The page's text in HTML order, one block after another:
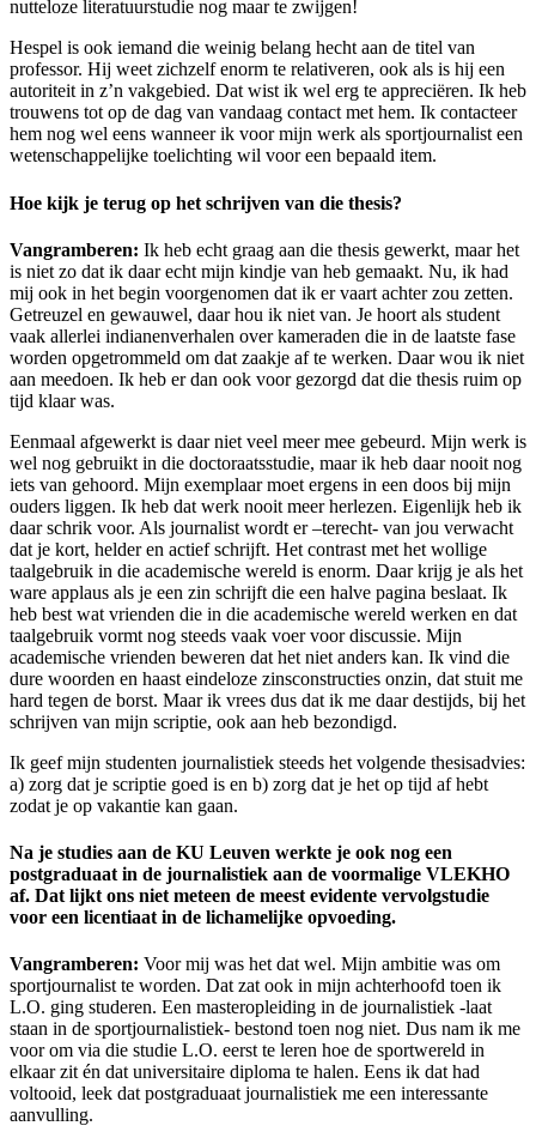
nutteloze literatuurstudie nog maar te zwijgen!
Hespel is ook iemand die weinig belang hecht aan de titel van
professor. Hij weet zichzelf enorm te relativeren, ook als is hij een
autoriteit in z’n vakgebied. Dat wist ik wel erg te appreciëren. Ik heb
trouwens tot op de dag van vandaag contact met hem. Ik contacteer
hem nog wel eens wanneer ik voor mijn werk als sportjournalist een
wetenschappelijke toelichting wil voor een bepaald item.
Hoe kijk je terug op het schrijven van die thesis?
Vangramberen: Ik heb echt graag aan die thesis gewerkt, maar het
is niet zo dat ik daar echt mijn kindje van heb gemaakt. Nu, ik had
mij ook in het begin voorgenomen dat ik er vaart achter zou zetten.
Getreuzel en gewauwel, daar hou ik niet van. Je hoort als student
vaak allerlei indianenverhalen over kameraden die in de laatste fase
worden opgetrommeld om dat zaakje af te werken. Daar wou ik niet
aan meedoen. Ik heb er dan ook voor gezorgd dat die thesis ruim op
tijd klaar was.
Eenmaal afgewerkt is daar niet veel meer mee gebeurd. Mijn werk is
wel nog gebruikt in die doctoraatsstudie, maar ik heb daar nooit nog
iets van gehoord. Mijn exemplaar moet ergens in een doos bij mijn
ouders liggen. Ik heb dat werk nooit meer herlezen. Eigenlijk heb ik
daar schrik voor. Als journalist wordt er –terecht- van jou verwacht
dat je kort, helder en actief schrijft. Het contrast met het wollige
taalgebruik in die academische wereld is enorm. Daar krijg je als het
ware applaus als je een zin schrijft die een halve pagina beslaat. Ik
heb best wat vrienden die in die academische wereld werken en dat
taalgebruik vormt nog steeds vaak voer voor discussie. Mijn
academische vrienden beweren dat het niet anders kan. Ik vind die
dure woorden en haast eindeloze zinsconstructies onzin, dat stuit me
hard tegen de borst. Maar ik vrees dus dat ik me daar destijds, bij het
schrijven van mijn scriptie, ook aan heb bezondigd.
Ik geef mijn studenten journalistiek steeds het volgende thesisadvies:
a) zorg dat je scriptie goed is en b) zorg dat je het op tijd af hebt
zodat je op vakantie kan gaan.
Na je studies aan de KU Leuven werkte je ook nog een
postgraduaat in de journalistiek aan de voormalige VLEKHO
af. Dat lijkt ons niet meteen de meest evidente vervolgstudie
voor een licentiaat in de lichamelijke opvoeding.
Vangramberen: Voor mij was het dat wel. Mijn ambitie was om
sportjournalist te worden. Dat zat ook in mijn achterhoofd toen ik
L.O. ging studeren. Een masteropleiding in de journalistiek -laat
staan in de sportjournalistiek- bestond toen nog niet. Dus nam ik me
voor om via die studie L.O. eerst te leren hoe de sportwereld in
elkaar zit én dat universitaire diploma te halen. Eens ik dat had
voltooid, leek dat postgraduaat journalistiek me een interessante
aanvulling.